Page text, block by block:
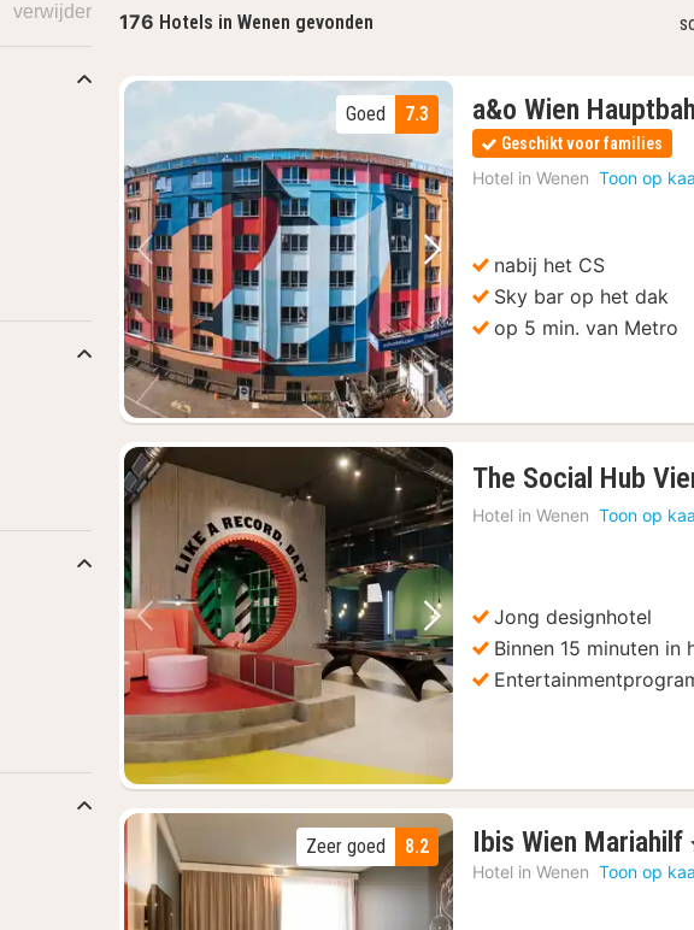
176 Hotels in Wenen gevonden
Vorige foto Volgende foto
7.3
Goed a&o Wien
Geschikt voor families
Hotel in Wenen Toon op
nabij het CS
Sky bar op het dak
op 5 min. van Metro
Vorige foto Volgende foto
The Social Hub
Hotel in Wenen Toon op
Jong designhotel
Binnen 15 minuten
8.2
Zeer goed Ibis Wien Mariahilf
Hotel in Wenen Toon op
verwijder